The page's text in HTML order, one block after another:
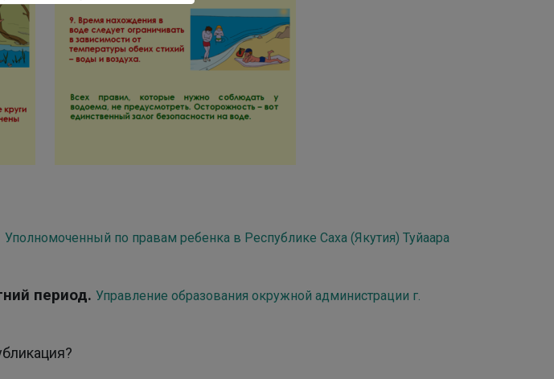
Уполномоченный по правам ребенка в Республике Саха (Якутия) Туйаара
период. Управление образования окружной администрации г.